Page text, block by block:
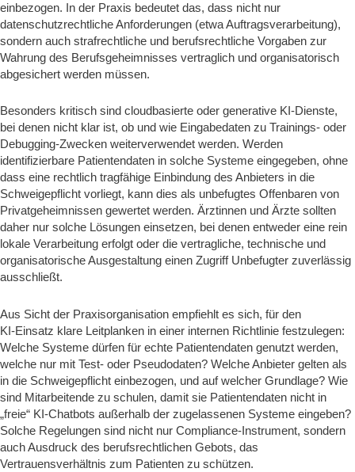
einbezogen. In der Praxis bedeutet das, dass nicht nur
datenschutzrechtliche Anforderungen (etwa Auftragsverarbeitung),
sondern auch strafrechtliche und berufsrechtliche Vorgaben zur
Wahrung des Berufsgeheimnisses vertraglich und organisatorisch
abgesichert werden müssen.
Besonders kritisch sind cloudbasierte oder generative KI‑Dienste,
bei denen nicht klar ist, ob und wie Eingabedaten zu Trainings‑ oder
Debugging‑Zwecken weiterverwendet werden. Werden
identifizierbare Patientendaten in solche Systeme eingegeben, ohne
dass eine rechtlich tragfähige Einbindung des Anbieters in die
Schweigepflicht vorliegt, kann dies als unbefugtes Offenbaren von
Privatgeheimnissen gewertet werden. Ärztinnen und Ärzte sollten
daher nur solche Lösungen einsetzen, bei denen entweder eine rein
lokale Verarbeitung erfolgt oder die vertragliche, technische und
organisatorische Ausgestaltung einen Zugriff Unbefugter zuverlässig
ausschließt.
Aus Sicht der Praxisorganisation empfiehlt es sich, für den
KI‑Einsatz klare Leitplanken in einer internen Richtlinie festzulegen:
Welche Systeme dürfen für echte Patientendaten genutzt werden,
welche nur mit Test‑ oder Pseudodaten? Welche Anbieter gelten als
in die Schweigepflicht einbezogen, und auf welcher Grundlage? Wie
sind Mitarbeitende zu schulen, damit sie Patientendaten nicht in
„freie“ KI‑Chatbots außerhalb der zugelassenen Systeme eingeben?
Solche Regelungen sind nicht nur Compliance‑Instrument, sondern
auch Ausdruck des berufsrechtlichen Gebots, das
Vertrauensverhältnis zum Patienten zu schützen.